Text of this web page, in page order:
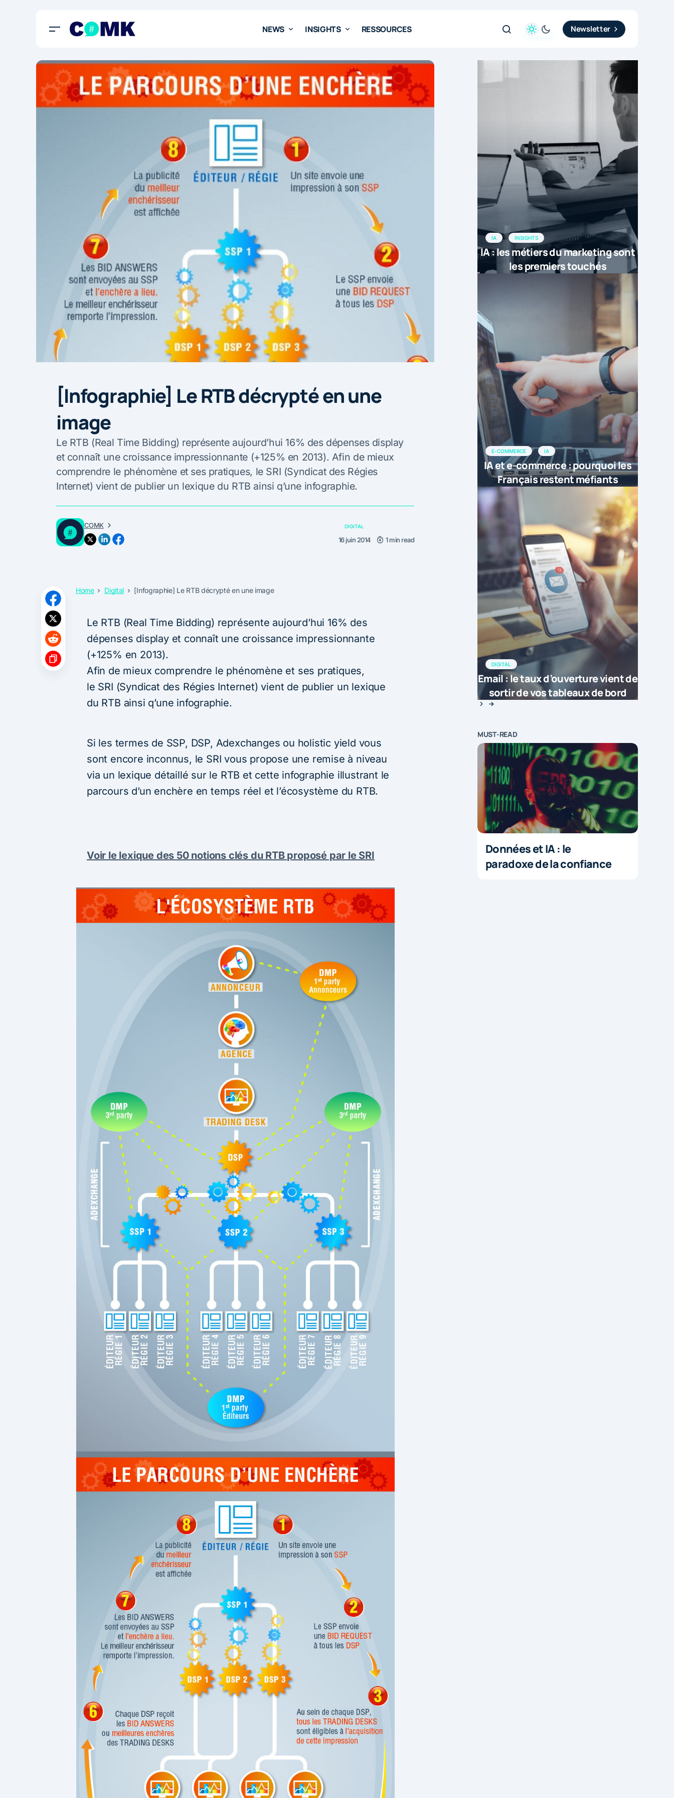
NEWS INSIGHTS RESSOURCES Newsletter
[Infographie] Le RTB décrypté en une
image
Le RTB (Real Time Bidding) représente aujourd’hui 16% des dépenses display
et connaît une croissance impressionnante (+125% en 2013). Afin de mieux
comprendre le phénomène et ses pratiques, le SRI (Syndicat des Régies
Internet) vient de publier un lexique du RTB ainsi q’une infographie.
COMK DIGITAL
16 juin 2014 1 min read
Home Digital [Infographie] Le RTB décrypté en une image
Le RTB (Real Time Bidding) représente aujourd’hui 16% des
dépenses display et connaît une croissance impressionnante
(+125% en 2013).
Afin de mieux comprendre le phénomène et ses pratiques,
le SRI (Syndicat des Régies Internet) vient de publier un lexique
du RTB ainsi q’une infographie.
Si les termes de SSP, DSP, Adexchanges ou holistic yield vous
sont encore inconnus, le SRI vous propose une remise à niveau
via un lexique détaillé sur le RTB et cette infographie illustrant le
parcours d’un enchère en temps réel et l’écosystème du RTB.
Voir le lexique des 50 notions clés du RTB proposé par le SRI
IA INSIGHTS
IA : les métiers du marketing sont
les premiers touchés
E-COMMERCE IA
IA et e-commerce : pourquoi les
Français restent méfiants
DIGITAL
Email : le taux d’ouverture vient de
sortir de vos tableaux de bord
MUST-READ
Données et IA : le
paradoxe de la confiance